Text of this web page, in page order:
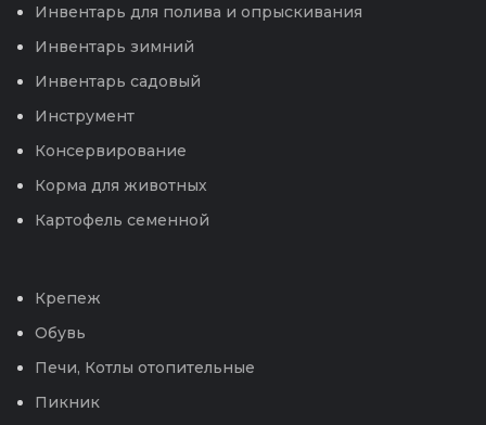
Инвентарь для полива и опрыскивания
Инвентарь зимний
Инвентарь садовый
Инструмент
Консервирование
Корма для животных
Картофель семенной
Крепеж
Обувь
Печи, Котлы отопительные
Пикник